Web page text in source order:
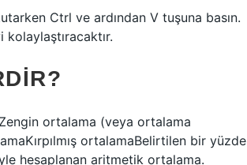
Ctrl ve ardından V tuşuna basın.
kolaylaştıracaktır.
ortalama (veya ortalama
ortalamaBelirtilen bir yüzde
hesaplanan aritmetik ortalama.